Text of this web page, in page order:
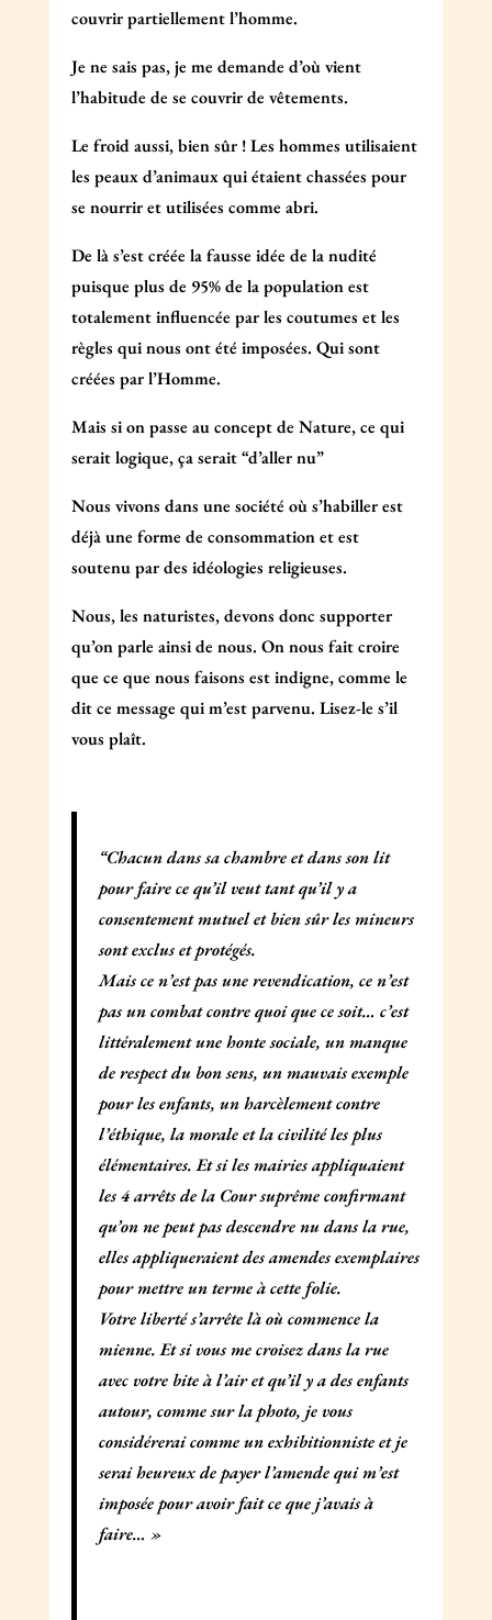
couvrir partiellement l’homme.
Je ne sais pas, je me demande d’où vient
l’habitude de se couvrir de vêtements.
Le froid aussi, bien sûr ! Les hommes utilisaient
les peaux d’animaux qui étaient chassées pour
se nourrir et utilisées comme abri.
De là s’est créée la fausse idée de la nudité
puisque plus de 95% de la population est
totalement influencée par les coutumes et les
règles qui nous ont été imposées. Qui sont
créées par l’Homme.
Mais si on passe au concept de Nature, ce qui
serait logique, ça serait “d’aller nu”
Nous vivons dans une société où s’habiller est
déjà une forme de consommation et est
soutenu par des idéologies religieuses.
Nous, les naturistes, devons donc supporter
qu’on parle ainsi de nous. On nous fait croire
que ce que nous faisons est indigne, comme le
dit ce message qui m’est parvenu. Lisez-le s’il
vous plaît.
“Chacun dans sa chambre et dans son lit
pour faire ce qu’il veut tant qu’il y a
consentement mutuel et bien sûr les mineurs
sont exclus et protégés.
Mais ce n’est pas une revendication, ce n’est
pas un combat contre quoi que ce soit… c’est
littéralement une honte sociale, un manque
de respect du bon sens, un mauvais exemple
pour les enfants, un harcèlement contre
l’éthique, la morale et la civilité les plus
élémentaires. Et si les mairies appliquaient
les 4 arrêts de la Cour suprême confirmant
qu’on ne peut pas descendre nu dans la rue,
elles appliqueraient des amendes exemplaires
pour mettre un terme à cette folie.
Votre liberté s’arrête là où commence la
mienne. Et si vous me croisez dans la rue
avec votre bite à l’air et qu’il y a des enfants
autour, comme sur la photo, je vous
considérerai comme un exhibitionniste et je
serai heureux de payer l’amende qui m’est
imposée pour avoir fait ce que j’avais à
faire… »